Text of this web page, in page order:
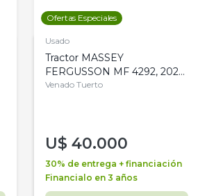
Ofertas Especiales
Usado
Tractor MASSEY
FERGUSSON MF 4292, 2020,
4WD, PATON
Venado Tuerto
U$ 40.000
30% de entrega + financiación
Financialo en 3 años